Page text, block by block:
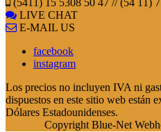
(5411) 15 5308 50 47 // (54 11)
LIVE CHAT
E-MAIL US
facebook
instagram
Los precios no incluyen IVA ni
dispuestos en este sitio web están
Dólares
Copyright Blue-Net